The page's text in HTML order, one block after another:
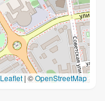
Leaflet | ©OpenStreetMap